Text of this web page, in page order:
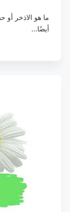
ما هو الاذخر
أيضًا…